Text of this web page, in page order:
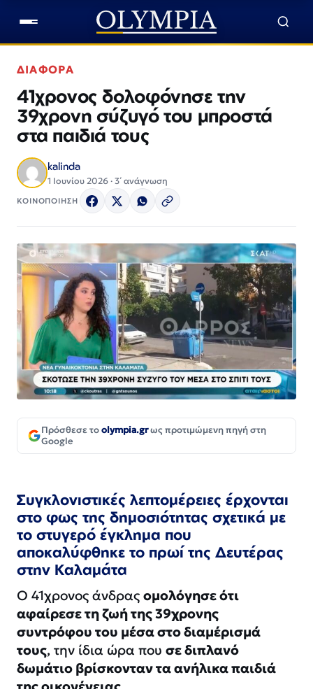
ΔΙΑΦΟΡΑ
41χρονος δολοφόνησε την
39χρονη σύζυγό του μπροστά
στα παιδιά τους
kalinda
1 Ιουνίου 2026 · 3΄ ανάγνωση
ΚΟΙΝΟΠΟΙΗΣΗ
Πρόσθεσε τοolympia.grως προτιμώμενη πηγή στη
Google
Συγκλονιστικές λεπτομέρειες έρχονται
στο φως της δημοσιότητας σχετικά με
το στυγερό έγκλημα που
αποκαλύφθηκε το πρωί της Δευτέρας
στην Καλαμάτα
Ο 41χρονος άνδρας ομολόγησε ότι
αφαίρεσε τη ζωή της 39χρονης
συντρόφου του μέσα στο διαμέρισμά
τους, την ίδια ώρα που σε διπλανό
δωμάτιο βρίσκονταν τα ανήλικα παιδιά